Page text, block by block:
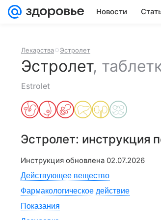
Новости
Лекарства Эстролет
Эстролет,
Estrolet
Эстролет: инструкция
Инструкция обновлена 02.07.2026
Действующее вещество
Фармакологическое действие
Показания